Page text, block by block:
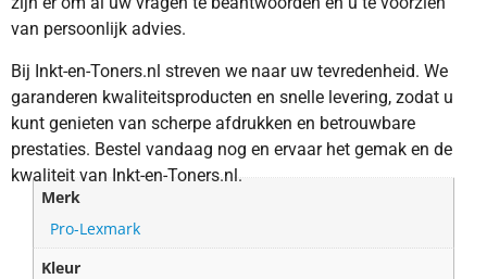
van persoonlijk advies.
Bij Inkt-en-Toners.nl streven we naar uw tevredenheid. We
garanderen kwaliteitsproducten en snelle levering, zodat u
kunt genieten van scherpe afdrukken en betrouwbare
prestaties. Bestel vandaag nog en ervaar het gemak en de
kwaliteit van Inkt-en-Toners.nl.
Merk
Pro-Lexmark
Kleur